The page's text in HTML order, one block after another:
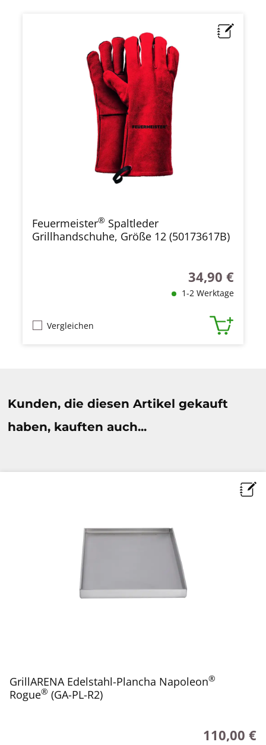
Feuermeister® Spaltleder
Grillhandschuhe, Größe 12 (50173617B)
Regulärer Preis:
34,90 €
1-2 Werktage
Vergleichen
Kunden, die diesen Artikel gekauft
haben, kauften auch...
GrillARENA Edelstahl-Plancha Napoleon®
Rogue® (GA-PL-R2)
Regulärer
110,00 €